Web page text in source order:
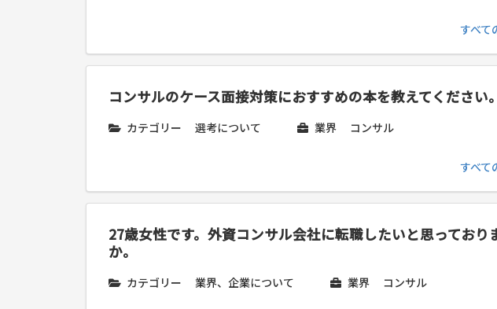
すべて
コンサルのケース面接対策におすすめの本を教えてください。
カテゴリー 選考について 業界 コンサル
すべて
27歳女性です。外資コンサル会社に転職したいと思ってお
か。
カテゴリー 業界、企業について 業界 コンサル